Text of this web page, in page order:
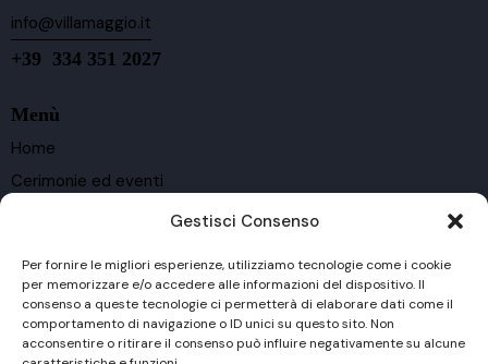
Gestisci Consenso
Per fornire le migliori esperienze, utilizziamo tecnologie come i cookie
per memorizzare e/o accedere alle informazioni del dispositivo. Il
consenso a queste tecnologie ci permetterà di elaborare dati come il
comportamento di navigazione o ID unici su questo sito. Non
acconsentire o ritirare il consenso può influire negativamente su alcune
info@villamaggio.it
+39 334 351 2027
Menù
Home
Cerimonie ed eventi
Vini
Contatti
Privacy Policy